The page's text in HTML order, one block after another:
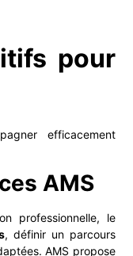
pour
efficacement
AMS
professionnelle, le
, définir un parcours
AMS propose